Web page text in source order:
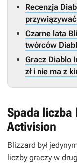
Recenzja
Czarne lata
twórców
Gracz Diablo
zł i nie ma z
Spada liczba
Activision
Blizzard był
liczby graczy w